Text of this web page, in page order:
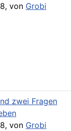
von Grobi
zwei Fragen
von Grobi